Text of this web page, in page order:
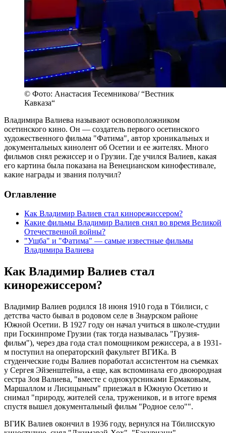
© Фото: Анастасия Тесемникова/ “Вестник
Кавказа“
Владимира Валиева называют основоположником
осетинского кино. Он — создатель первого осетинского
художественного фильма "Фатима", автор хроникальных и
документальных кинолент об Осетии и ее жителях. Много
фильмов снял режиссер и о Грузии. Где учился Валиев, какая
его картина была показана на Венецианском кинофестивале,
какие награды и звания получил?
Оглавление
Как Владимир Валиев стал кинорежиссером?
Какие фильмы Владимир Валиев снял во время Великой
Отечественной войны?
"Ушба" и "Фатима" — самые известные фильмы
Владимира Валиева
Как Владимир Валиев стал
кинорежиссером?
Владимир Валиев родился 18 июня 1910 года в Тбилиси, с
детства часто бывал в родовом селе в Знаурском районе
Южной Осетии. В 1927 году он начал учиться в школе-студии
при Госкинпроме Грузии (так тогда называлась "Грузия-
фильм"), через два года стал помощником режиссера, а в 1931-
м поступил на операторский факультет ВГИКа. В
студенческие годы Валиев поработал ассистентом на съемках
у Сергея Эйзенштейна, а еще, как вспоминала его двоюродная
сестра Зоя Валиева, "вместе с однокурсниками Ермаковым,
Маршаллом и Лисицыным" приезжал в Южную Осетию и
снимал "природу, жителей села, тружеников, и в итоге время
спустя вышел документальный фильм "Родное село"".
ВГИК Валиев окончил в 1936 году, вернулся на Тбилисскую